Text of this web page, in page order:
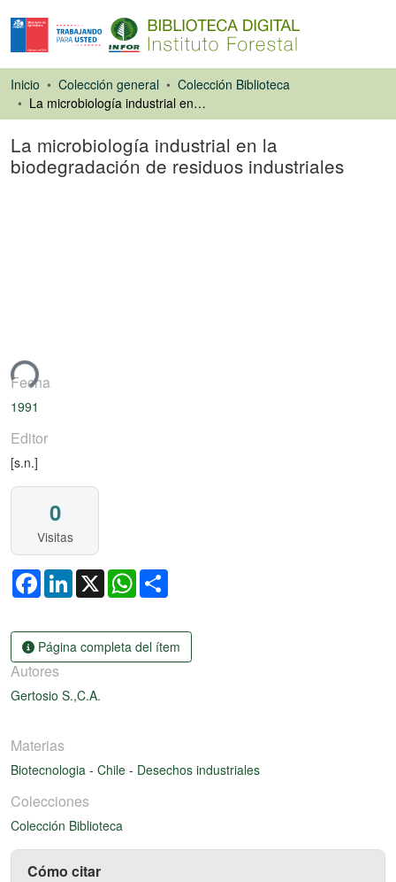
Inicio Colección general
Colección Biblioteca
La microbiología industrial en la biodegradación de residuos industriales
La microbiología industrial en la
biodegradación de residuos industriales
Fecha
1991
Editor
[s.n.]
0
Visitas
FacebookLinkedIn
X WhatsApp
Página completa del ítem
Autores
Gertosio S.,C.A.
Materias
Biotecnologia - Chile - Desechos industriales
Colecciones
Colección Biblioteca
Cómo citar